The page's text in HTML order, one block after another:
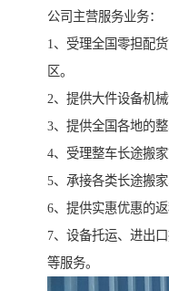
公司主营服务业务：
1、受理全国零担配
区。
2、提供大件设备机
3、提供全国各地的整
4、受理整车长途搬家
5、承接各类长途搬家
6、提供实惠优惠的
7、设备托运、进出
等服务。